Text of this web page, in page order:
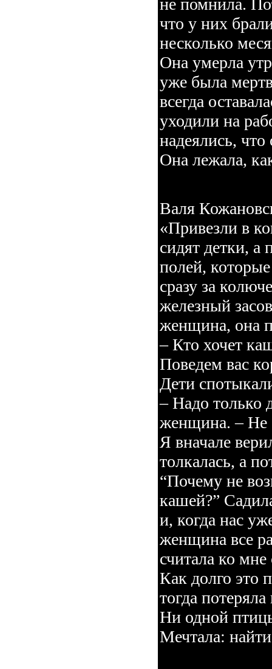
не помнила.
что у них
несколько
Она умерла
уже была
всегда
уходили на
надеялись,
Она лежала,
Валя
«Привезли в
сидят детки,
полей,
сразу за
железный
женщина, она
– Кто хочет
Поведем вас
Дети
– Надо только
женщина. – Не
Я вначале
толкалась, а
“Почему не
кашей?”
и, когда нас
женщина все
считала ко
Как долго это
тогда
Ни одной
Мечтала: